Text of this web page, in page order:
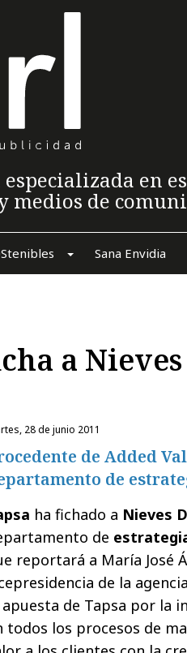
en
medios de
Sana Envidia
a
28 de junio 2011
de Added
de
ha fichado a Nieves
de
reportará a María José
de la
apuesta de Tapsa por la
todos los procesos de